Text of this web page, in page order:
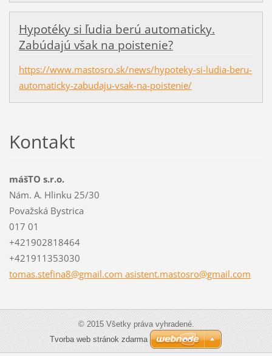
Hypotéky si ľudia berú automaticky.
Zabúdajú však na poistenie?
https://www.mastosro.sk/news/hypoteky-si-ludia-beru-
automaticky-zabudaju-vsak-na-poistenie/
Kontakt
mášTO s.r.o.
Nám. A. Hlinku 25/30
Považská Bystrica
017 01
+421902818464
+421911353030
tomas.stefina8@gmail.com asistent.mastosro@gmail.com
© 2015 Všetky práva vyhradené.
Tvorba web stránok zdarma